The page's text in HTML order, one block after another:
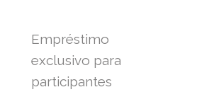
Empréstimo
exclusivo para
participantes